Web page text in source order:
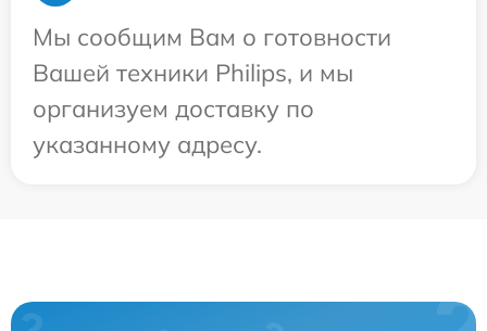
Мы сообщим Вам о готовности
Вашей техники Philips, и мы
организуем доставку по
указанному адресу.